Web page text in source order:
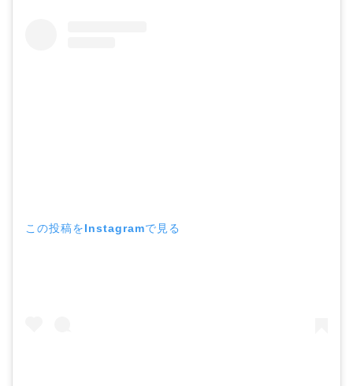
この投稿をInstagramで見る